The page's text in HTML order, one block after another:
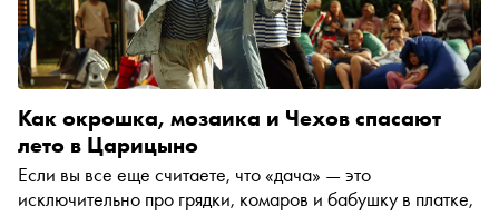
Как окрошка, мозаика и Чехов спасают
лето в Царицыно
Если вы все еще считаете, что «дача» — это
исключительно про грядки, комаров и бабушку в платке,